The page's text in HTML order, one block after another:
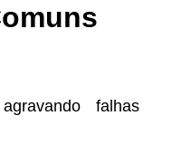
falhas